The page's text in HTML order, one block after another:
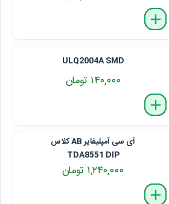
delete
remove
add
ULQ2004A SMD
۱۴۰,۰۰۰ تومان
delete
remove
add
آی ‌سی آمپلیفایر AB کلاس
TDA8551 DIP
۱,۲۴۰,۰۰۰ تومان
delete
remove
add